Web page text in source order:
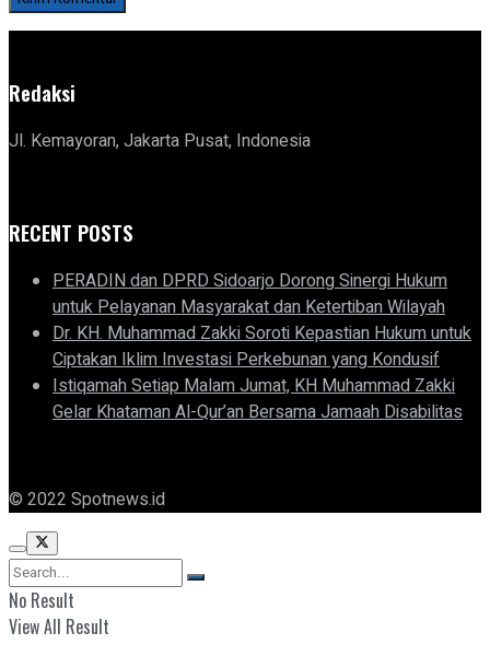
Redaksi
Jl. Kemayoran, Jakarta Pusat, Indonesia
RECENT POSTS
PERADIN dan DPRD Sidoarjo Dorong Sinergi Hukum
untuk Pelayanan Masyarakat dan Ketertiban Wilayah
Dr. KH. Muhammad Zakki Soroti Kepastian Hukum untuk
Ciptakan Iklim Investasi Perkebunan yang Kondusif
Istiqamah Setiap Malam Jumat, KH Muhammad Zakki
Gelar Khataman Al-Qur’an Bersama Jamaah Disabilitas
© 2022 Spotnews.id
No Result
View All Result